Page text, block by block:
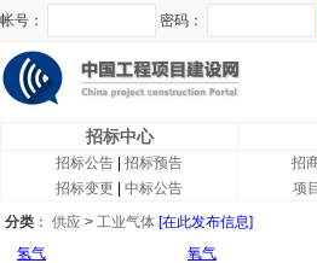
帐号： 密码：
招标中心
招标公告
招标预告
招标变更
中标公告
招
项
分类 ： 供应 > 工业气体 [在此发布信息]
氢气
氧气